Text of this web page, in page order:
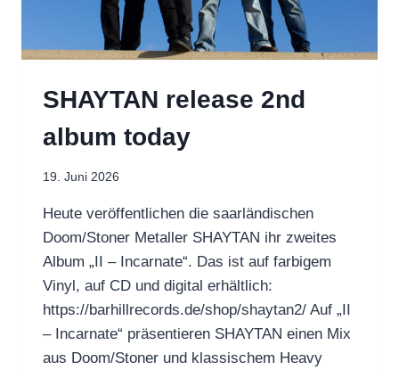
SHAYTAN release 2nd
album today
19. Juni 2026
Heute veröffentlichen die saarländischen
Doom/Stoner Metaller SHAYTAN ihr zweites
Album „II – Incarnate“. Das ist auf farbigem
Vinyl, auf CD und digital erhältlich:
https://barhillrecords.de/shop/shaytan2/ Auf „II
– Incarnate“ präsentieren SHAYTAN einen Mix
aus Doom/Stoner und klassischem Heavy